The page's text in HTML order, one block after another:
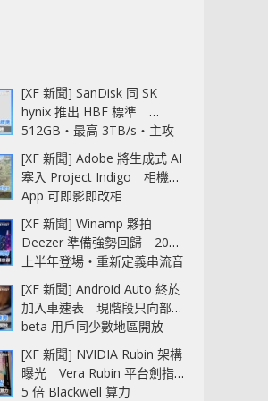
[XF 新聞] SanDisk 同 SK
hynix 推出 HBF 標準
512GB‧最高 3TB/s‧主攻
AI 記憶體
[XF 新聞] Adobe 將生成式 AI
塞入 Project Indigo 相機
App 可即影即改相
[XF 新聞] Winamp 夥拍
Deezer 準備強勢回歸 2027
上半年登場‧重新定義串流音
樂播放器
[XF 新聞] Android Auto 終於
加入車速表 現階段只向部分
beta 用戶同少數地區開放
[XF 新聞] NVIDIA Rubin 架構
曝光 Vera Rubin 平台劍指
5 倍 Blackwell 算力